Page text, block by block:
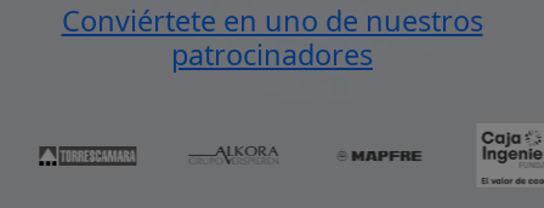
Conviértete en uno de nuestros
patrocinadores